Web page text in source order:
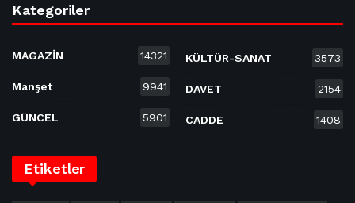
Kategoriler
MAGAZİN 14321
Manşet 9941
GÜNCEL 5901
KÜLTÜR-SANAT 3573
DAVET 2154
CADDE 1408
Etiketler